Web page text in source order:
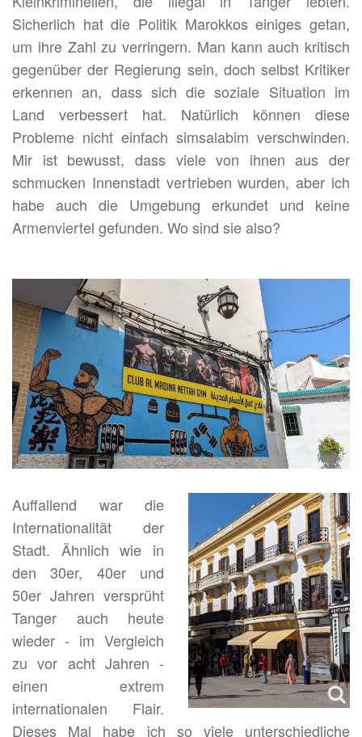
Sicherlich hat die Politik Marokkos einiges getan,
um ihre Zahl zu verringern. Man kann auch kritisch
gegenüber der Regierung sein, doch selbst Kritiker
erkennen an, dass sich die soziale Situation im
Land verbessert hat. Natürlich können diese
Probleme nicht einfach simsalabim verschwinden.
Mir ist bewusst, dass viele von ihnen aus der
schmucken Innenstadt vertrieben wurden, aber ich
habe auch die Umgebung erkundet und keine
Armenviertel gefunden. Wo sind sie also?
Auffallend war die
Internationalität der
Stadt. Ähnlich wie in
den 30er, 40er und
50er Jahren versprüht
Tanger auch heute
wieder - im Vergleich
zu vor acht Jahren -
einen extrem
internationalen Flair.
Dieses Mal habe ich so viele unterschiedliche